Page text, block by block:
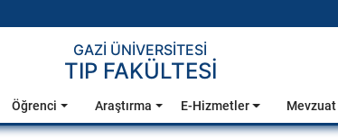
GAZİ ÜNİVERSİTESİ
TIP FAKÜLTESİ
Öğrenci Araştırma E-Hizmetler Mevzuat